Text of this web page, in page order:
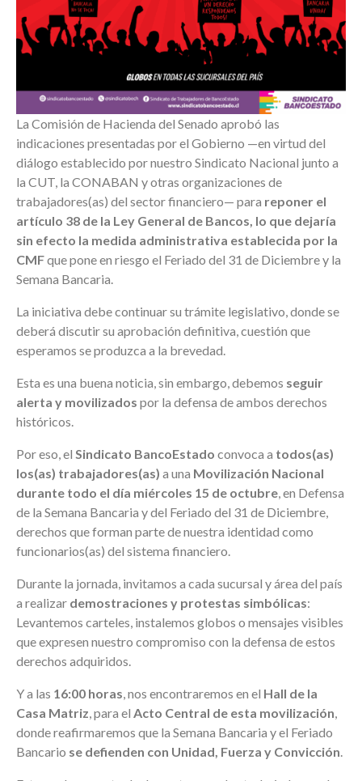
La Comisión de Hacienda del Senado aprobó las
indicaciones presentadas por el Gobierno —en virtud del
diálogo establecido por nuestro Sindicato Nacional junto a
la CUT, la CONABAN y otras organizaciones de
trabajadores(as) del sector financiero— para reponer el
artículo 38 de la Ley General de Bancos, lo que dejaría
sin efecto la medida administrativa establecida por la
CMFque pone en riesgo el Feriado del 31 de Diciembre y la
Semana Bancaria.
La iniciativa debe continuar su trámite legislativo, donde se
deberá discutir su aprobación definitiva, cuestión que
esperamos se produzca a la brevedad.
Esta es una buena noticia, sin embargo, debemos seguir
alerta y movilizados por la defensa de ambos derechos
históricos.
Por eso, el Sindicato BancoEstado convoca a todos(as)
los(as) trabajadores(as) a una Movilización Nacional
durante todo el día miércoles 15 de octubre , en Defensa
de la Semana Bancaria y del Feriado del 31 de Diciembre,
derechos que forman parte de nuestra identidad como
funcionarios(as) del sistema financiero.
Durante la jornada, invitamos a cada sucursal y área del país
a realizar demostraciones y protestas simbólicas:
Levantemos carteles, instalemos globos o mensajes visibles
que expresen nuestro compromiso con la defensa de estos
derechos adquiridos.
Y a las 16:00 horas , nos encontraremos en el Hall de la
Casa Matriz , para el Acto Central de esta movilización
donde reafirmaremos que la Semana Bancaria y el Feriado
Bancario se defienden con Unidad, Fuerza y Convicción